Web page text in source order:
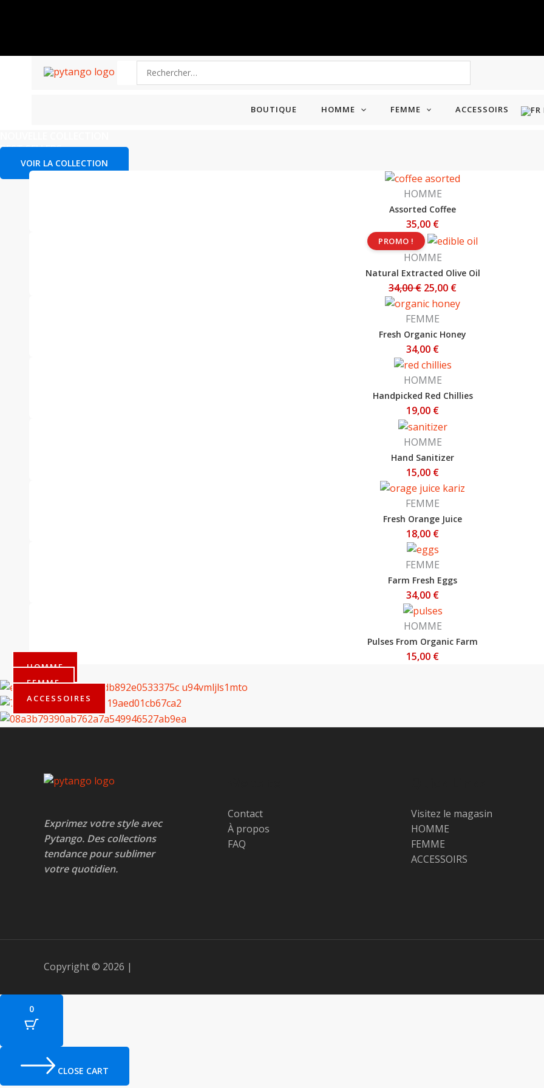
Rechercher :
BOUTIQUE HOMME FEMME ACCESSOIRS
BEST SELLERS
VOIR LA COLLECTION
HOMME
Assorted Coffee
35,00 €
PROMO !
HOMME
Natural Extracted Olive Oil
34,00€
Le
prix
initial
était :
34,00 €.
25,00 €
Le
actuel
est :
25,00 €.
FEMME
Fresh Organic Honey
34,00 €
HOMME
Handpicked Red Chillies
19,00 €
HOMME
Hand Sanitizer
15,00 €
FEMME
Fresh Orange Juice
18,00 €
FEMME
Farm Fresh Eggs
34,00 €
HOMME
Pulses From Organic Farm
15,00 €
HOMME
FEMME
ACCESSOIRES
Exprimez votre style avec
Pytango. Des collections
tendance pour sublimer
votre quotidien.
Contact
À propos
FAQ
Visitez le magasin
HOMME
FEMME
ACCESSOIRS
Copyright © 2026 |
0
CLOSE CART